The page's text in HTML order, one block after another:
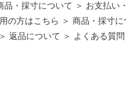
品・採寸について ＞ お支払い
の方はこちら ＞ 商品・採寸
返品について ＞ よくある質問